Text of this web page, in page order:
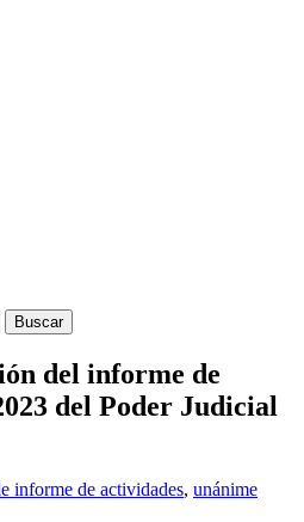
del informe de
del Poder Judicial
informe de actividades, unánime